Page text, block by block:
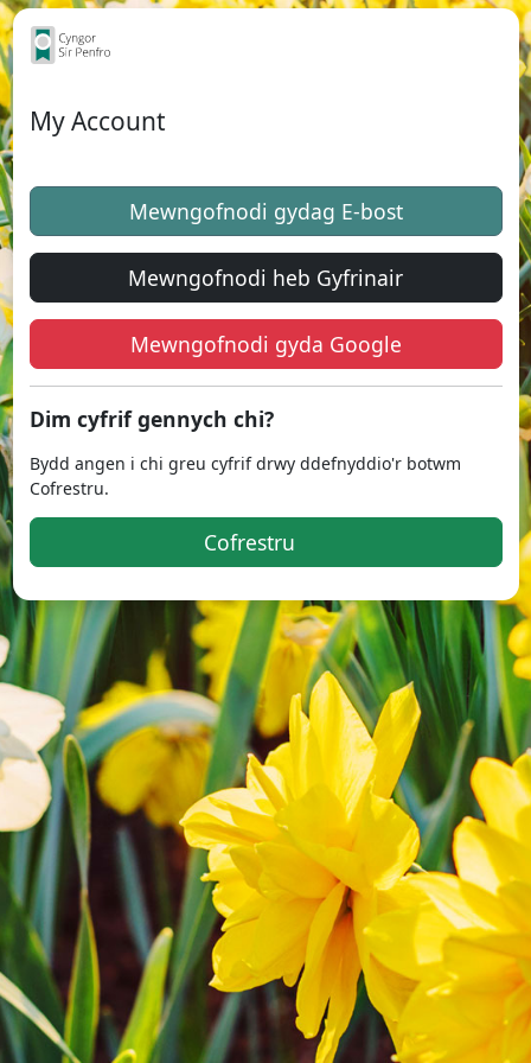
My Account
Mewngofnodi gydag E-bost
Mewngofnodi heb Gyfrinair
Mewngofnodi gyda Google
Dim cyfrif gennych chi?
Bydd angen i chi greu cyfrif drwy ddefnyddio'r botwm
Cofrestru.
Cofrestru